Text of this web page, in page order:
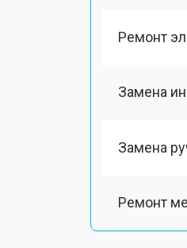
Ремонт
Замена
Замена
Ремонт